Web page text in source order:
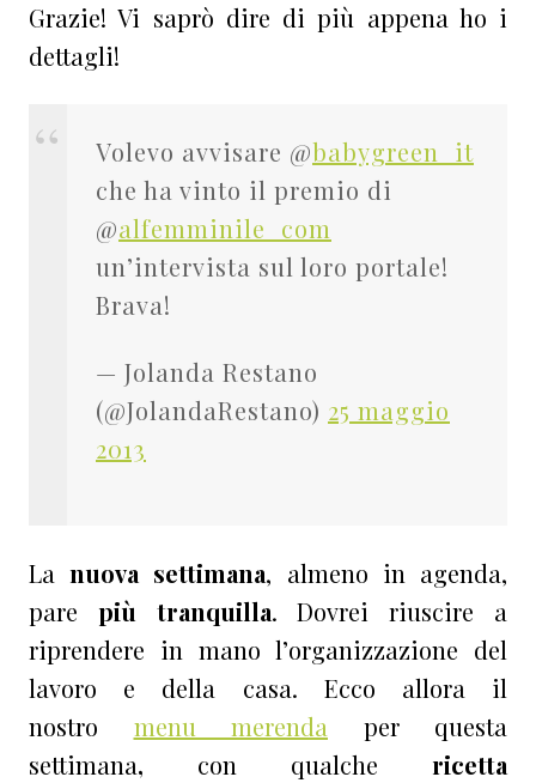
Grazie! Vi saprò dire di più appena ho i
dettagli!
Volevo avvisare @babygreen_it
che ha vinto il premio di
@alfemminile_com
un’intervista sul loro portale!
Brava!
— Jolanda Restano
(@JolandaRestano) 25 maggio
2013
Lanuova settimana, almeno in agenda,
pare più tranquilla. Dovrei riuscire a
riprendere in mano l’organizzazione del
lavoro e della casa. Ecco allora il
nostro menu merenda per questa
settimana, con qualche ricetta